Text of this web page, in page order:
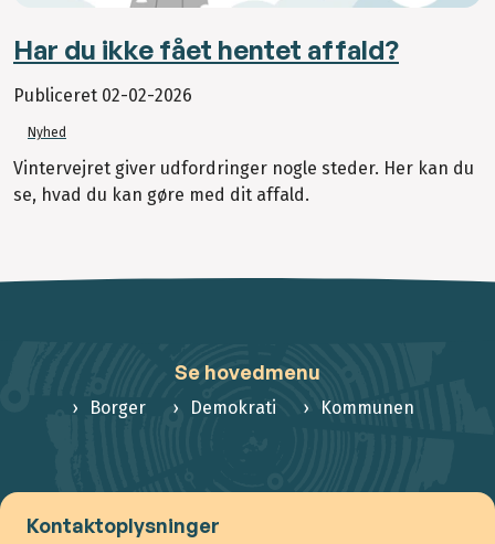
Har du ikke fået hentet affald?
Publiceret 02-02-2026
Nyhed
Vintervejret giver udfordringer nogle steder. Her kan du
se, hvad du kan gøre med dit affald.
Se hovedmenu
Borger Demokrati Kommunen
Kontaktoplysninger